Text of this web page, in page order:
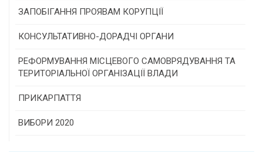
Конкурс інститутів громадянського суспільства
Програми/конкурси МТД
ЗАПОБІГАННЯ ПРОЯВАМ КОРУПЦІЇ
КОНСУЛЬТАТИВНО-ДОРАДЧІ ОРГАНИ
Консультативна рада
РЕФОРМУВАННЯ МІСЦЕВОГО САМОВРЯДУВАННЯ ТА
ТЕРИТОРІАЛЬНОЇ ОРГАНІЗАЦІЇ ВЛАДИ
ПРИКАРПАТТЯ
Історична довідка
ВИБОРИ 2020